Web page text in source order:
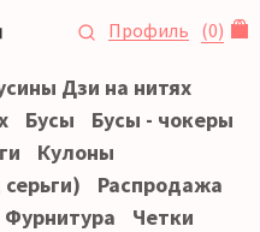
Профиль (0)
Дзи на нитях
Бусы
Бусы - чокеры
Кулоны
Распродажа
Фурнитура Четки